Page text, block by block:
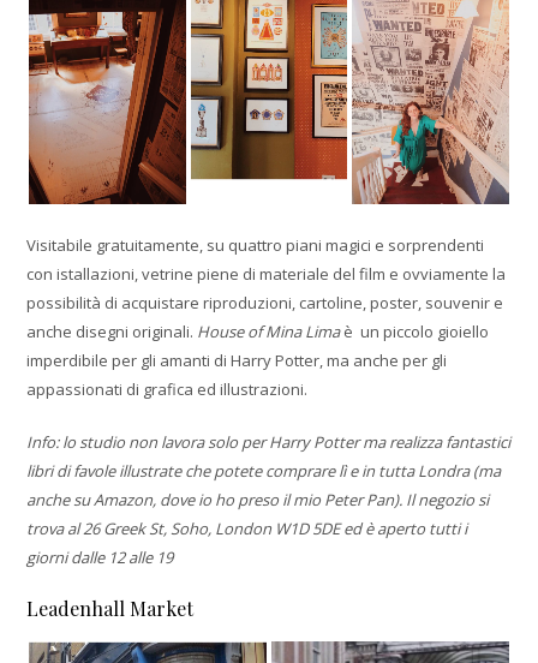
Visitabile gratuitamente, su quattro piani magici e sorprendenti
con istallazioni, vetrine piene di materiale del film e ovviamente la
possibilità di acquistare riproduzioni, cartoline, poster, souvenir e
anche disegni originali. House of Mina Limaè un piccolo gioiello
imperdibile per gli amanti di Harry Potter, ma anche per gli
appassionati di grafica ed illustrazioni.
Info: lo studio non lavora solo per Harry Potter ma realizza fantastici
libri di favole illustrate che potete comprare lì e in tutta Londra (ma
anche su Amazon, dove io ho preso il mio Peter Pan). Il negozio si
trova al 26 Greek St, Soho, London W1D 5DE ed è aperto tutti i
giorni dalle 12 alle 19
Leadenhall Market